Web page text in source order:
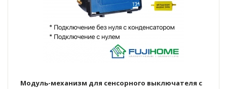
Модуль-механизм для сенсорного выключателя с